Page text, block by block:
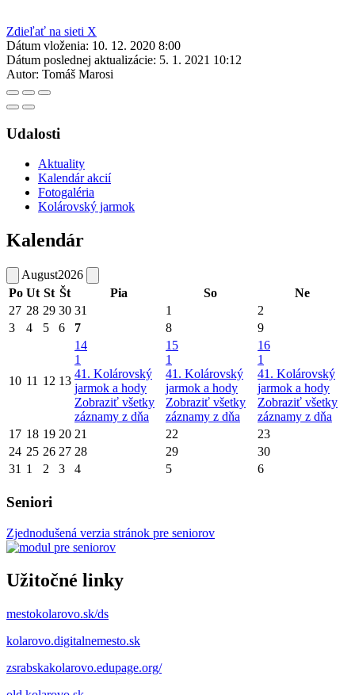
Zdieľať na sieti X
Dátum vloženia: 10. 12. 2020 8:00
Dátum poslednej aktualizácie: 5. 1. 2021 10:12
Autor: Tomáš Marosi
Udalosti
Aktuality
Kalendár akcií
Fotogaléria
Kolárovský jarmok
Kalendár
August2026
Po Ut St Št Pia So
Ne
27 28 29 30 31 1
2
3
4 5 6 7 8 9
10 11 12 13
14
1
41. Kolárovský
jarmok a hody
Zobraziť všetky
záznamy z dňa
15
1
41. Kolárovský
jarmok a hody
Zobraziť všetky
záznamy z dňa
16
1
41. Kolárovský
jarmok a hody
Zobraziť všetky
záznamy z dňa
17 18 19 20 21 22
23
24 25 26 27 28 29
30
31 1 2 3 4 5 6
Seniori
Zjednodušená verzia stránok pre seniorov
Užitočné linky
mestokolarovo.sk/ds
kolarovo.digitalnemesto.sk
zsrabskakolarovo.edupage.org/